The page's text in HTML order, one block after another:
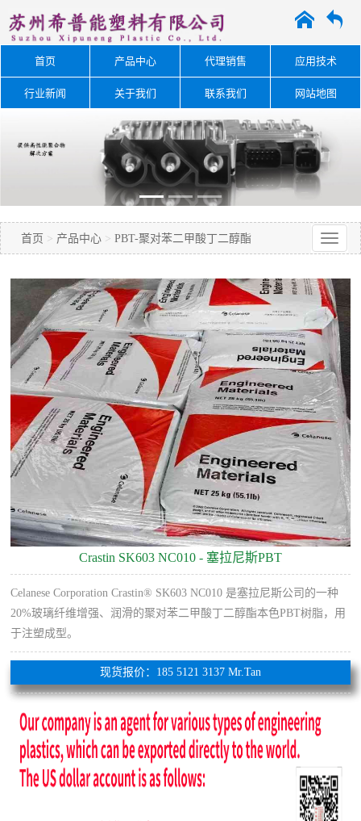
A O
首页 产品中心 代理销售 应用技术
行业新闻 关于我们 联系我们 网站地图
首页 > 产品中心 > PBT-聚对苯二甲酸丁二醇酯
Crastin SK603 NC010 - 塞拉尼斯PBT
Celanese Corporation Crastin® SK603 NC010 是塞拉尼斯公司的一种
20%玻璃纤维增强、润滑的聚对苯二甲酸丁二醇酯本色PBT树脂，用
于注塑成型。
现货报价：185 5121 3137 Mr.Tan